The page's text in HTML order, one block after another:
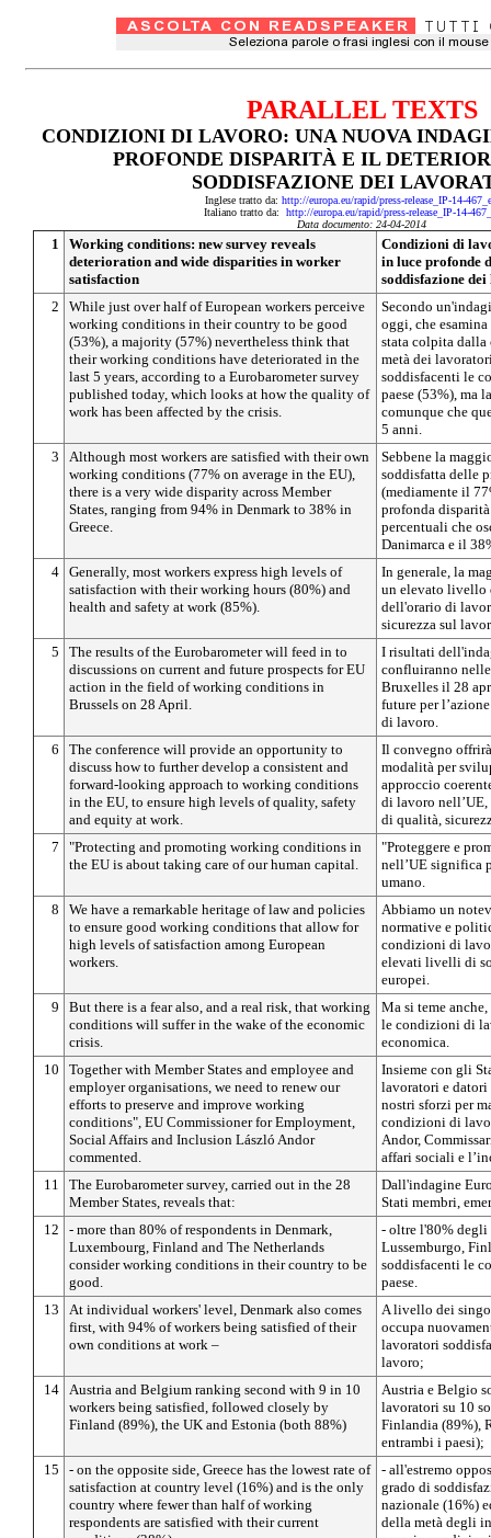
PARALLEL TEXTS
CONDIZIONI DI LAVORO: UNA NUOVA
PROFONDE DISPARITÀ E IL
SODDISFAZIONE DEI
Inglese tratto da: http://europa.eu/rapid/press-release_IP-14-
Italiano tratto da: http://europa.eu/rapid/press-release_IP-14-
Data documento: 24-04-2014
1
Working conditions: new survey reveals
deterioration and wide disparities in worker
satisfaction
Condizioni di
in luce profonde
soddisfazione
2
While just over half of European workers perceive
working conditions in their country to be good
(53%), a majority (57%) nevertheless think that
their working conditions have deteriorated in the
last 5 years, according to a Eurobarometer survey
published today, which looks at how the quality of
work has been affected by the crisis.
Secondo
oggi, che
stata colpita
metà dei
soddisfacenti le
paese (53%), ma
comunque che
5 anni.
3
Although most workers are satisfied with their own
working conditions (77% on average in the EU),
there is a very wide disparity across Member
States, ranging from 94% in Denmark to 38% in
Greece.
Sebbene la
soddisfatta delle
(mediamente il
profonda
percentuali che
Danimarca e il
4 Generally, most workers express high levels of
satisfaction with their working hours (80%) and
health and safety at work (85%).
In generale, la
un elevato livello
dell'orario di
sicurezza sul
5
The results of the Eurobarometer will feed in to
discussions on current and future prospects for EU
action in the field of working conditions in
Brussels on 28 April.
I risultati
confluiranno
Bruxelles il 28
future per
di lavoro.
6
The conference will provide an opportunity to
discuss how to further develop a consistent and
forward-looking approach to working conditions
in the EU, to ensure high levels of quality, safety
and equity at work.
Il convegno
modalità per
approccio
di lavoro
di qualità,
7
"Protecting and promoting working conditions in
the EU is about taking care of our human capital.
"Proteggere e
nell’UE significa
umano.
8
We have a remarkable heritage of law and policies
to ensure good working conditions that allow for
high levels of satisfaction among European
workers.
Abbiamo un
normative e
condizioni di
elevati livelli di
europei.
9
But there is a fear also, and a real risk, that working
conditions will suffer in the wake of the economic
crisis.
Ma si teme
le condizioni di
economica.
10
Together with Member States and employee and
employer organisations, we need to renew our
efforts to preserve and improve working
conditions", EU Commissioner for Employment,
Social Affairs and Inclusion László Andor
commented.
Insieme con gli
lavoratori e
nostri sforzi per
condizioni di
Andor,
affari sociali e
11
The Eurobarometer survey, carried out in the 28
Member States, reveals that:
Dall'indagine
Stati membri,
12
- more than 80% of respondents in Denmark,
Luxembourg, Finland and The Netherlands
consider working conditions in their country to be
good.
- oltre l'80%
Lussemburgo,
soddisfacenti le
paese.
13
At individual workers' level, Denmark also comes
first, with 94% of workers being satisfied of their
own conditions at work –
A livello dei
occupa
lavoratori
lavoro;
14
Austria and Belgium ranking second with 9 in 10
workers being satisfied, followed closely by
Finland (89%), the UK and Estonia (both 88%)
Austria e Belgio
lavoratori su 10
Finlandia (89%),
entrambi i paesi);
15
- on the opposite side, Greece has the lowest rate of
satisfaction at country level (16%) and is the only
country where fewer than half of working
respondents are satisfied with their current
- all'estremo
grado di
nazionale (16%)
della metà degli